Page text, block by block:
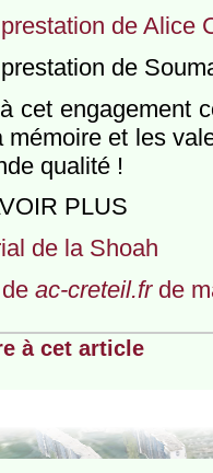
prestation de Alice
de
cet engagement
mémoire et les
qualité !
PLUS
de la Shoah
ac-creteil.frde
à cet article